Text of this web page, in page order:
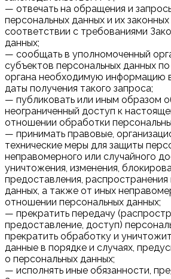
— отвечать на обращения и
персональных данных и их
соответствии с требованиями
данных;
— сообщать в уполномоченный
субъектов персональных данных
органа необходимую информацию
даты получения такого запроса;
— публиковать или иным образом
неограниченный доступ к
отношении обработки
— принимать правовые,
технические меры для защиты
неправомерного или случайного
уничтожения, изменения,
предоставления, распространения
данных, а также от иных
отношении персональных данных;
— прекратить передачу
предоставление, доступ)
прекратить обработку и
данные в порядке и случаях,
о персональных данных;
— исполнять иные обязанности,